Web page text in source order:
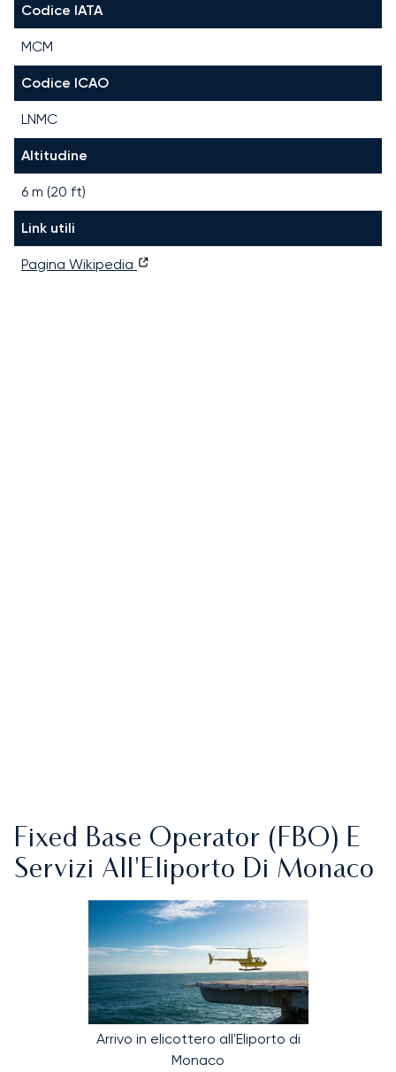
Codice IATA
MCM
Codice ICAO
LNMC
Altitudine
6 m (20 ft)
Link utili
Pagina Wikipedia
Fixed Base Operator (FBO) E
Servizi All'Eliporto Di Monaco
Arrivo in elicottero all'Eliporto di
Monaco